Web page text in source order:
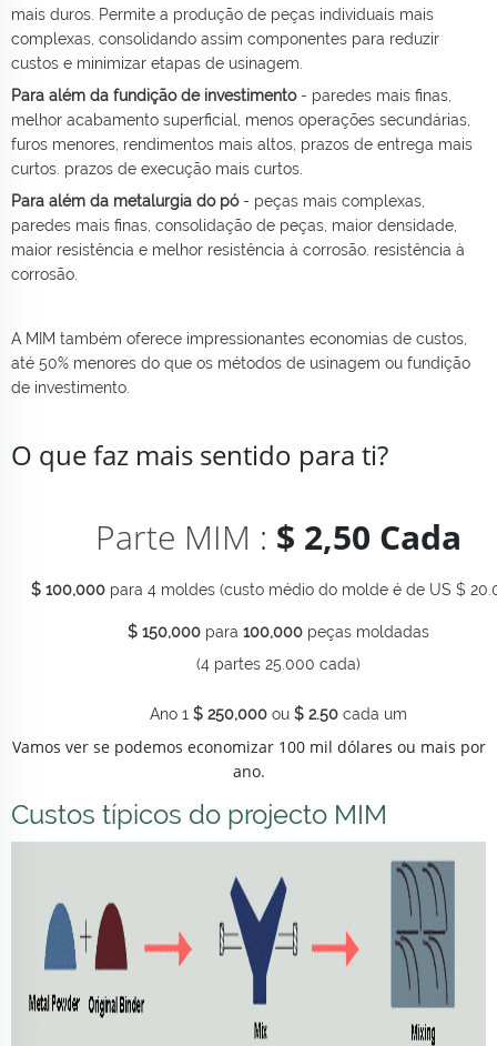
mais duros. Permite a produção de peças individuais mais
complexas, consolidando assim componentes para reduzir
custos e minimizar etapas de usinagem.
Para além da fundição de investimento - paredes mais finas,
melhor acabamento superficial, menos operações secundárias,
furos menores, rendimentos mais altos, prazos de entrega mais
curtos. prazos de execução mais curtos.
Para além da metalurgia do pó - peças mais complexas,
paredes mais finas, consolidação de peças, maior densidade,
maior resistência e melhor resistência à corrosão. resistência à
corrosão.
A MIM também oferece impressionantes economias de custos,
até 50% menores do que os métodos de usinagem ou fundição
de investimento.
O que faz mais sentido para ti?
Parte MIM : $ 2,50 Cada
$ 100,000 para 4 moldes (custo médio do molde é de US $
$ 150,000 para 100,000 peças moldadas
(4 partes 25.000 cada)
Ano 1 $ 250,000 ou $ 2.50 cada um
Vamos ver se podemos economizar 100 mil dólares ou mais por
ano.
Custos típicos do projecto MIM